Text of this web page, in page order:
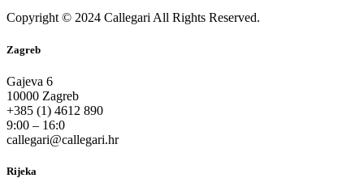
Copyright © 2024 Callegari All Rights Reserved.
Zagreb
Gajeva 6
10000 Zagreb
+385 (1) 4612 890
9:00 – 16:0
callegari@callegari.hr
Rijeka